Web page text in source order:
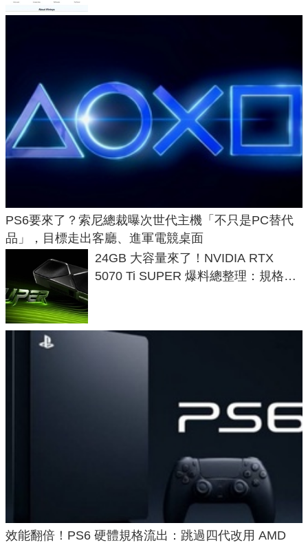
PS6要來了？索尼總裁曝次世代主機「不只是PC替代
品」，目標走出客廳、進軍電競桌面
24GB 大容量來了！NVIDIA RTX
5070 Ti SUPER 爆料總整理：規格、
效能翻倍！PS6 硬體規格流出：跳過四代改用 AMD